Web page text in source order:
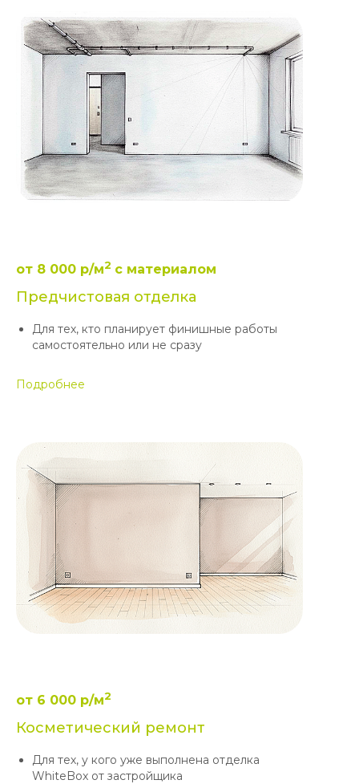
от 8 000 р/м2 с материалом
Предчистовая отделка
Для тех, кто планирует финишные работы
самостоятельно или не сразу
Подробнее
от 6 000 р/м2
Косметический ремонт
Для тех, у кого уже выполнена отделка
WhiteBox от застройщика